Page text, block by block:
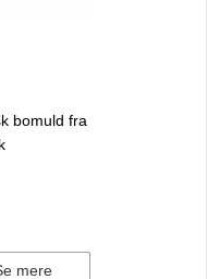
bomuld fra
mere